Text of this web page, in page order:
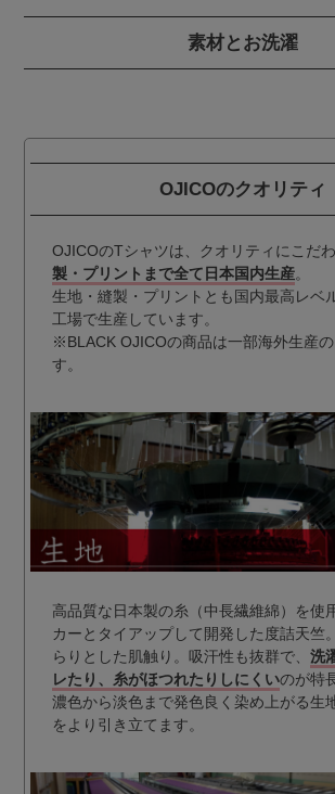
素材とお洗濯
OJICOのクオリティ
OJICOのTシャツは、クオリティにこだ
製・プリントまで全て日本国内生産。
生地・縫製・プリントとも国内最高レベ
工場で生産しています。
※BLACK OJICOの商品は一部海外生産
す。
高品質な日本製の糸（中長繊維綿）を使
カーとタイアップして開発した度詰天竺
らりとした肌触り。吸汗性も抜群で、 洗
レたり、糸がほつれたりしにくいのが特
濃色から淡色まで発色良く染め上がる生
をより引き立てます。